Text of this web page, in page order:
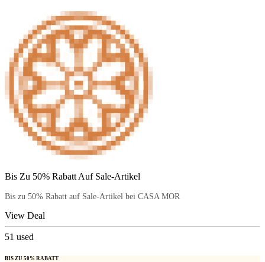
Bis Zu 50% Rabatt Auf Sale-Artikel
Bis zu 50% Rabatt auf Sale-Artikel bei CASA MOR
View Deal
51 used
BIS ZU 50% RABATT